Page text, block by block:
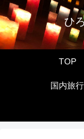
ひ
TOP
国内旅行